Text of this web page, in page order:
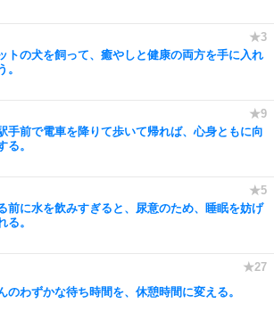
トの犬を飼って、癒やしと健康の両方を手に入れ
。
手前で電車を降りて歩いて帰れば、心身ともに向
る。
前に水を飲みすぎると、尿意のため、睡眠を妨げ
る。
のわずかな待ち時間を、休憩時間に変える。